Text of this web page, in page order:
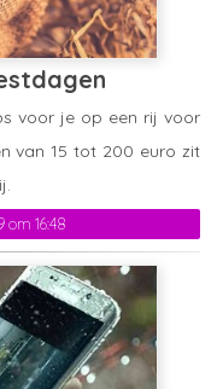
om 16:48
voor je op een rij voor
van 15 tot 200 euro zit